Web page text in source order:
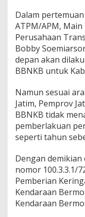
n
o
m
i
,
P
e
m
r
o
v
a
t
m
P
s
t
i
Dalam
ATPM/APM,
Perusahaan
Bobby
depan akan
BBNKB untuk
Namun sesuai
Jatim, Pemprov
BBNKB tidak
pemberlakuan
seperti tahun
Dengan
nomor 100.3.3.1/
Pemberian
Kendaraan
Kendaraan